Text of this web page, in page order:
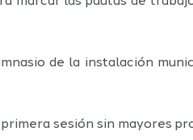
de la instalación
sesión sin mayores